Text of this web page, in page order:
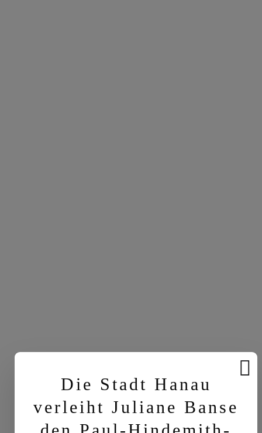
Die Stadt Hanau
verleiht Juliane Banse